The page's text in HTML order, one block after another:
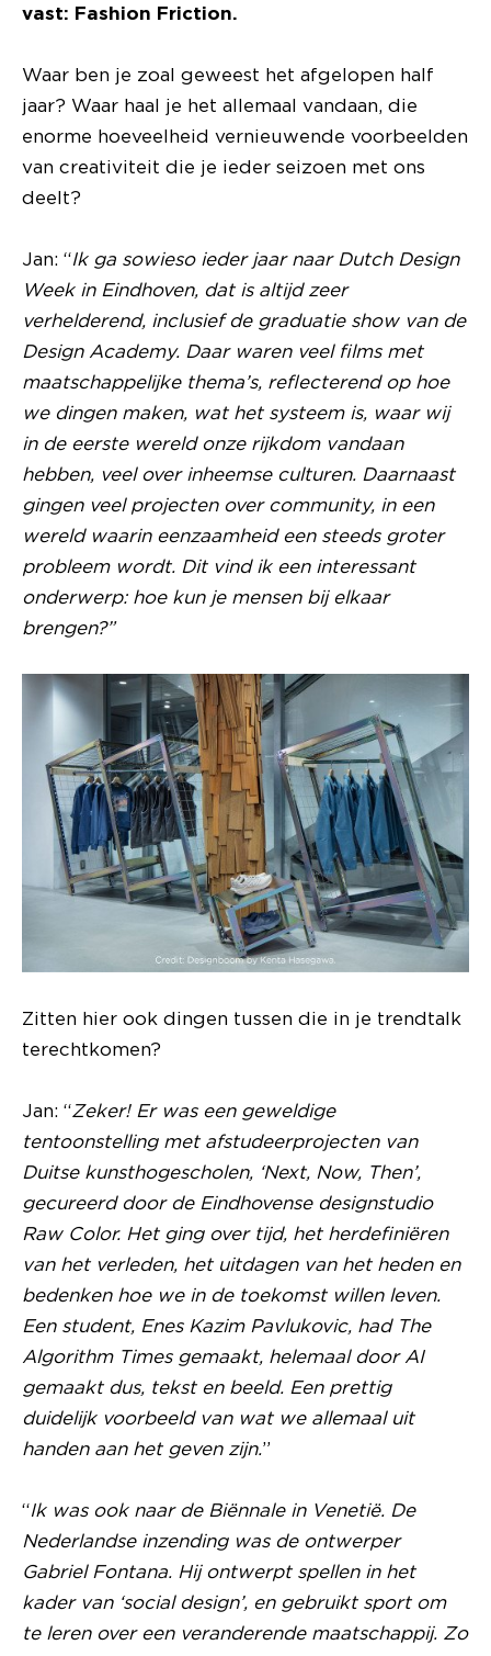
vast: Fashion Friction.
Waar ben je zoal geweest het afgelopen half
jaar? Waar haal je het allemaal vandaan, die
enorme hoeveelheid vernieuwende voorbeelden
van creativiteit die je ieder seizoen met ons
deelt?
Jan: “Ik ga sowieso ieder jaar naar Dutch Design
Week in Eindhoven, dat is altijd zeer
verhelderend, inclusief de graduatie show van de
Design Academy. Daar waren veel films met
maatschappelijke thema’s, reflecterend op hoe
we dingen maken, wat het systeem is, waar wij
in de eerste wereld onze rijkdom vandaan
hebben, veel over inheemse culturen. Daarnaast
gingen veel projecten over community, in een
wereld waarin eenzaamheid een steeds groter
probleem wordt. Dit vind ik een interessant
onderwerp: hoe kun je mensen bij elkaar
brengen?”
Zitten hier ook dingen tussen die in je trendtalk
terechtkomen?
Jan: “Zeker! Er was een geweldige
tentoonstelling met afstudeerprojecten van
Duitse kunsthogescholen, ‘Next, Now, Then’,
gecureerd door de Eindhovense designstudio
Raw Color. Het ging over tijd, het herdefiniëren
van het verleden, het uitdagen van het heden en
bedenken hoe we in de toekomst willen leven.
Een student, Enes Kazim Pavlukovic, had The
Algorithm Times gemaakt, helemaal door AI
gemaakt dus, tekst en beeld. Een prettig
duidelijk voorbeeld van wat we allemaal uit
handen aan het geven zijn.”
“Ik was ook naar de Biënnale in Venetië. De
Nederlandse inzending was de ontwerper
Gabriel Fontana. Hij ontwerpt spellen in het
kader van ‘social design’, en gebruikt sport om
te leren over een veranderende maatschappij. Zo